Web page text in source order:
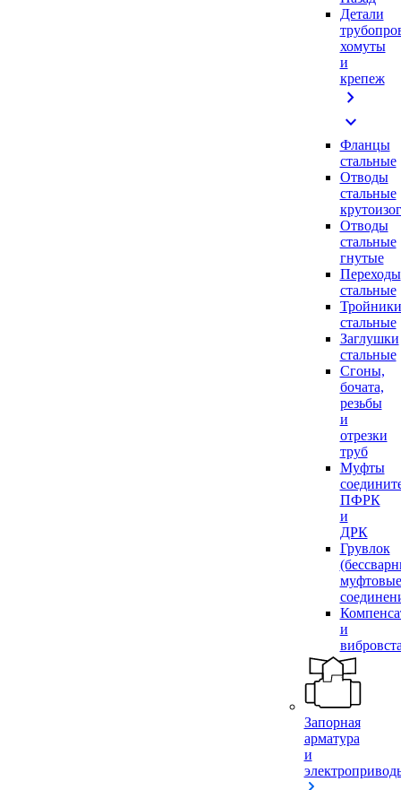
Детали
хомуты
и
крепеж
chevron_right
expand_more
Фланцы
стальные
Отводы
стальные
Отводы
стальные
гнутые
Переходы
стальные
Тройники
стальные
Заглушки
стальные
Сгоны,
бочата,
резьбы
и
отрезки
труб
Муфты
ПФРК
и
ДРК
Грувлок
муфтовые
и
Запорная
арматура
и